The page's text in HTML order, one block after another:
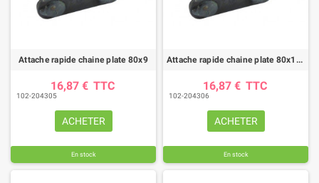
Attache rapide chaine plate 80x9
16,87 € TTC
102-204305
ACHETER
En stock
Attache rapide chaine plate 80x12 et 100x12
16,87 € TTC
102-204306
ACHETER
En stock